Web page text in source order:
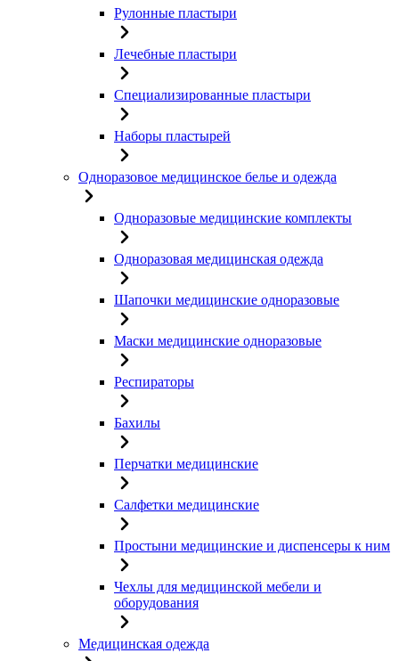
Рулонные пластыри
Лечебные пластыри
Специализированные пластыри
Наборы пластырей
Одноразовое медицинское белье и одежда
Одноразовые медицинские комплекты
Одноразовая медицинская одежда
Шапочки медицинские одноразовые
Маски медицинские одноразовые
Респираторы
Бахилы
Перчатки медицинские
Салфетки медицинские
Простыни медицинские и диспенсеры к ним
Чехлы для медицинской мебели и
оборудования
Медицинская одежда